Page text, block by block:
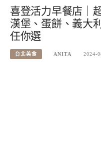
喜登活力早餐店｜
漢堡、蛋餅、義大
任你選
台北美食 ANITA 2024-